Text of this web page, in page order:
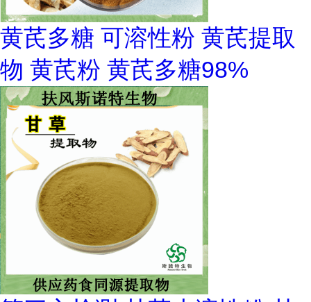
黄芪多糖 可溶性粉 黄芪提取
物 黄芪粉 黄芪多糖98%